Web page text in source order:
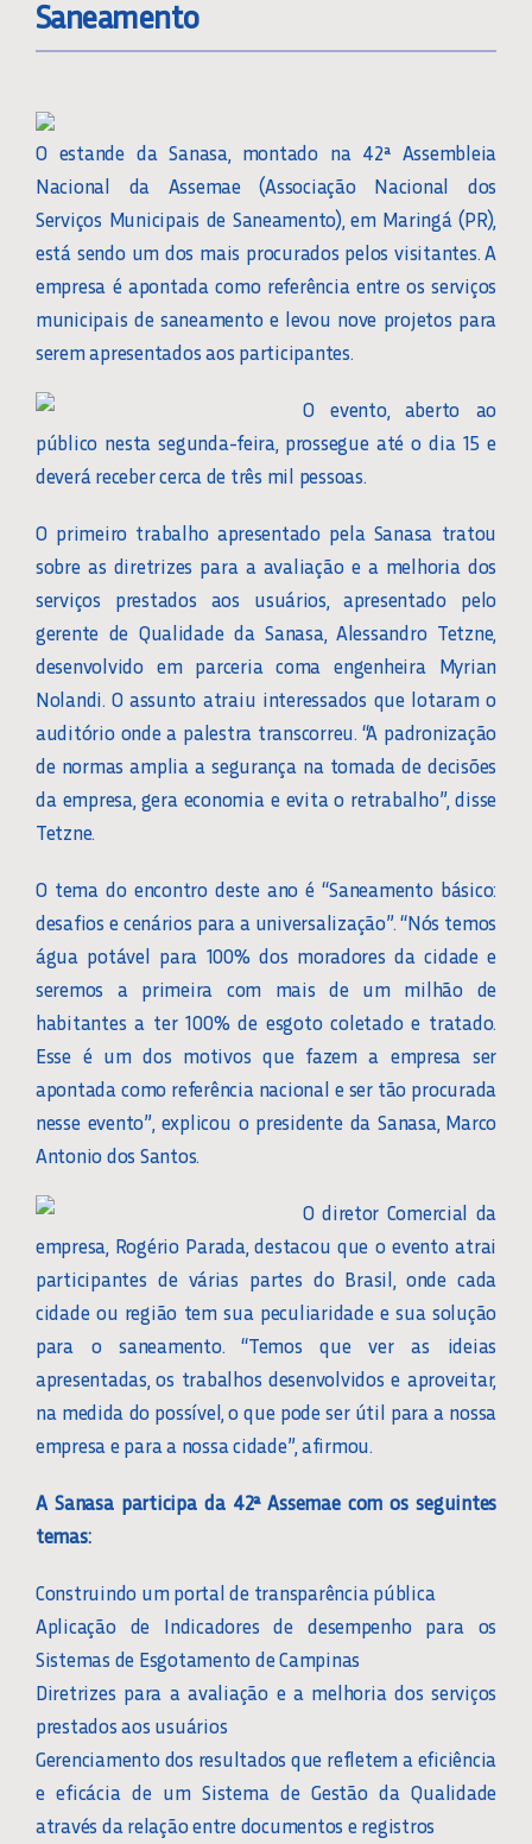
Saneamento
O estande da Sanasa, montado na 42ª Assembleia
Nacional da Assemae (Associação Nacional dos
Serviços Municipais de Saneamento), em Maringá (PR),
está sendo um dos mais procurados pelos visitantes. A
empresa é apontada como referência entre os serviços
municipais de saneamento e levou nove projetos para
serem apresentados aos participantes.
O evento, aberto ao
público nesta segunda-feira, prossegue até o dia 15 e
deverá receber cerca de três mil pessoas.
O primeiro trabalho apresentado pela Sanasa tratou
sobre as diretrizes para a avaliação e a melhoria dos
serviços prestados aos usuários, apresentado pelo
gerente de Qualidade da Sanasa, Alessandro Tetzne,
desenvolvido em parceria coma engenheira Myrian
Nolandi. O assunto atraiu interessados que lotaram o
auditório onde a palestra transcorreu. “A padronização
de normas amplia a segurança na tomada de decisões
da empresa, gera economia e evita o retrabalho”, disse
Tetzne.
O tema do encontro deste ano é “Saneamento básico:
desafios e cenários para a universalização”. “Nós temos
água potável para 100% dos moradores da cidade e
seremos a primeira com mais de um milhão de
habitantes a ter 100% de esgoto coletado e tratado.
Esse é um dos motivos que fazem a empresa ser
apontada como referência nacional e ser tão procurada
nesse evento”, explicou o presidente da Sanasa, Marco
Antonio dos Santos.
O diretor Comercial da
empresa, Rogério Parada, destacou que o evento atrai
participantes de várias partes do Brasil, onde cada
cidade ou região tem sua peculiaridade e sua solução
para o saneamento. “Temos que ver as ideias
apresentadas, os trabalhos desenvolvidos e aproveitar,
na medida do possível, o que pode ser útil para a nossa
empresa e para a nossa cidade”, afirmou.
A Sanasa participa da 42ª Assemae com os seguintes
temas:
Construindo um portal de transparência pública
Aplicação de Indicadores de desempenho para os
Sistemas de Esgotamento de Campinas
Diretrizes para a avaliação e a melhoria dos serviços
prestados aos usuários
Gerenciamento dos resultados que refletem a eficiência
e eficácia de um Sistema de Gestão da Qualidade
através da relação entre documentos e registros